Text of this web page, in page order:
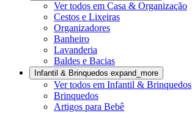
Ver todos em Casa & Organização
Cestos e Lixeiras
Organizadores
Banheiro
Lavanderia
Baldes e Bacias
Infantil & Brinquedos expand_more
Ver todos em Infantil & Brinquedos
Brinquedos
Artigos para Bebê